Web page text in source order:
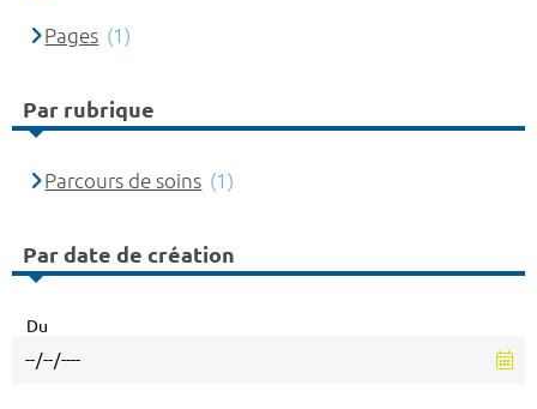
Pages (1)
Par rubrique
Parcours de soins (1)
Par date de création
Du